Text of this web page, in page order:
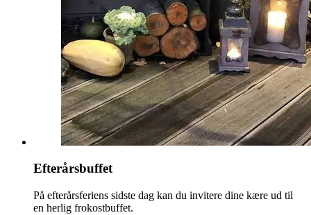
Efterårsbuffet
På efterårsferiens sidste dag kan du invitere dine kære ud til
en herlig frokostbuffet.